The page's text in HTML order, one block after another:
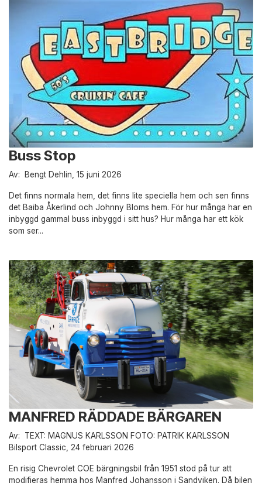
Buss Stop
Av: Bengt Dehlin, 15 juni 2026
Det finns normala hem, det finns lite speciella hem och sen finns
det Baiba Åkerlind och Johnny Bloms hem. För hur många har en
inbyggd gammal buss inbyggd i sitt hus? Hur många har ett kök
som ser...
MANFRED RÄDDADE BÄRGAREN
Av: TEXT: MAGNUS KARLSSON FOTO: PATRIK KARLSSON
Bilsport Classic, 24 februari 2026
En risig Chevrolet COE bärgningsbil från 1951 stod på tur att
modifieras hemma hos Manfred Johansson i Sandviken. Då bilen